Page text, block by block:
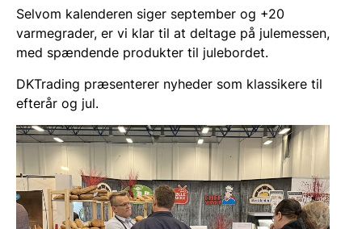
Selvom kalenderen siger september og +20
varmegrader, er vi klar til at deltage på julemessen,
med spændende produkter til julebordet.
DKTrading præsenterer nyheder som klassikere til
efterår og jul.